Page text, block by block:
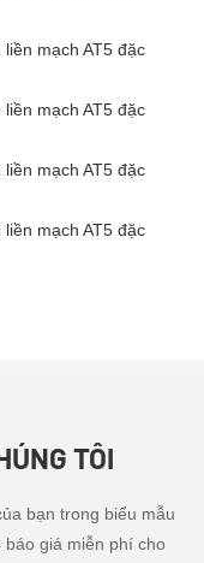
TÔI
bạn trong biểu mẫu
giá miễn phí cho